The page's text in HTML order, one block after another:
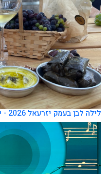
לילה לבן בעמק יזרעאל 2026 - יקבים, קולינריה ואירועי קיץ